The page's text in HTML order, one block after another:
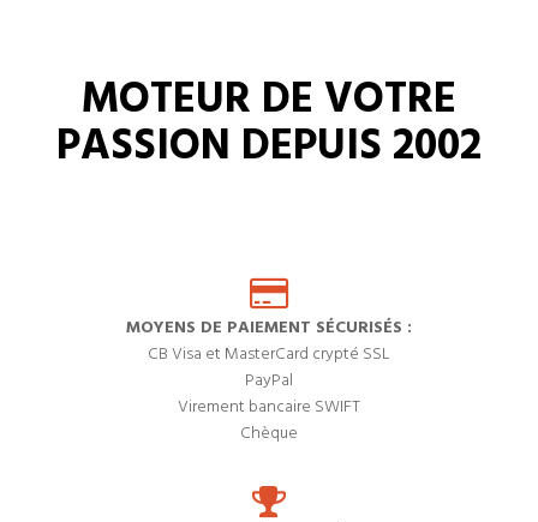
MOTEUR DE VOTRE
PASSION DEPUIS 2002
MOYENS DE PAIEMENT SÉCURISÉS :
CB Visa et MasterCard crypté SSL
PayPal
Virement bancaire SWIFT
Chèque